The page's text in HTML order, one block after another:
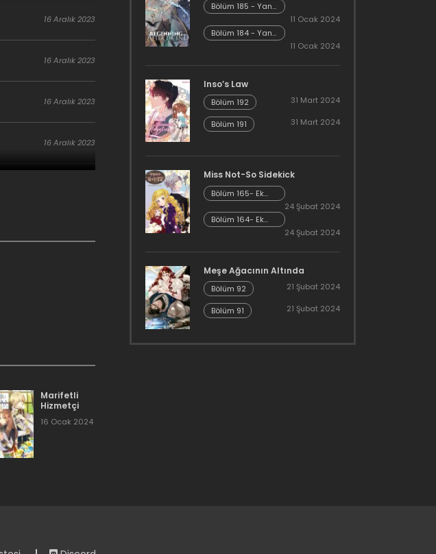
16 Aralık 2023
16 Aralık 2023
16 Aralık 2023
16 Aralık 2023
16 Aralık 2023
Marifetli
Hizmetçi
16 Ocak 2024
Bölüm 185 - Yan
Hikaye Kısım 7
11 Ocak 2024
Bölüm 184 - Yan
Hikaye Kısım 6
11 Ocak 2024
Inso’s Law
Bölüm 192 31 Mart 2024
Bölüm 191 31 Mart 2024
Miss Not-So Sidekick
Bölüm 165- Ek
Bölüm 26
24 Şubat 2024
Bölüm 164- Ek
Bölüm 25
24 Şubat 2024
Meşe Ağacının Altında
Bölüm 92 21 Şubat 2024
Bölüm 91 21 Şubat 2024